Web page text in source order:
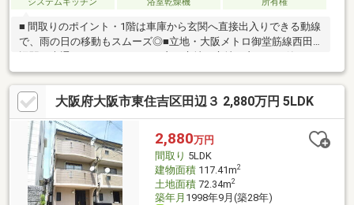
■ 間取りのポイント・1階は車庫から玄関へ直接出入りできる動線
で、雨の日の移動もスムーズ◎■立地・大阪メトロ御堂筋線西田
住環境も魅力です♪■周辺環境阪急オアシス西田辺店：徒歩4分
（279ｍ）ローソン阪南町五丁目店：徒歩3分（188ｍ）ファミリ
ーマート阪南町五丁目店：徒歩3分（175ｍ）セブンイレブン大阪
西田辺町1丁目店：徒歩6分（441ｍ）マツモトキヨシ帝塚山店：
徒歩6分（430ｍ）■学校大阪市立阪南小学校：徒歩7分（533ｍ）
大阪市立阪南中学校：徒歩11分（849ｍ）
大阪府大阪市東住吉区田辺３ 2,880万円 5LDK
2,880万円
間取り 5LDK
建物面積117.41m2
土地面積72.34m2
築年月 1998年9月(築28年)